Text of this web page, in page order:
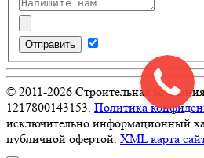
Отправить
© 2011-2026 Строительная
1217800143153. Политика
исключительно информационный
публичной офертой. XML карта